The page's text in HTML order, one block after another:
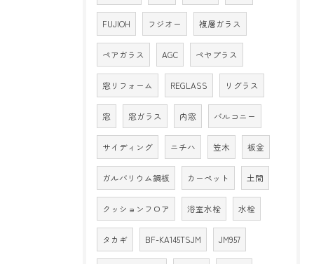
FUJIOH フジオー 複層ガラス
ペアガラス AGC ペヤプラス
窓リフォーム REGLASS リグラス
窓 窓ガラス 内窓 バルコニー
サイディング ニチハ 笠木 板金
ガルバリウム鋼板 カーペット 土間
クッションフロア 浴室水栓 水栓
タカギ BF-KA145TSJM JM957